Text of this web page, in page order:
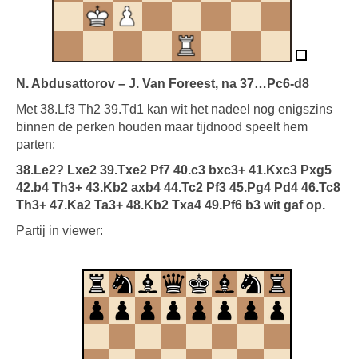
N. Abdusattorov – J. Van Foreest, na 37…Pc6-d8
Met 38.Lf3 Th2 39.Td1 kan wit het nadeel nog enigszins
binnen de perken houden maar tijdnood speelt hem
parten:
38.Le2? Lxe2 39.Txe2 Pf7 40.c3 bxc3+ 41.Kxc3 Pxg5
42.b4 Th3+ 43.Kb2 axb4 44.Tc2 Pf3 45.Pg4 Pd4 46.Tc8
Th3+ 47.Ka2 Ta3+ 48.Kb2 Txa4 49.Pf6 b3 wit gaf op.
Partij in viewer: